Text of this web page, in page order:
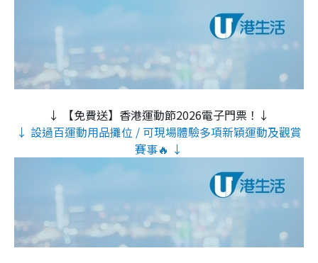
↓ 【免費送】香港運動節2026電子門票！↓
↓ 設過百運動用品攤位 / 可現場體驗多項新穎運動及觀賞
賽事🔥 ↓